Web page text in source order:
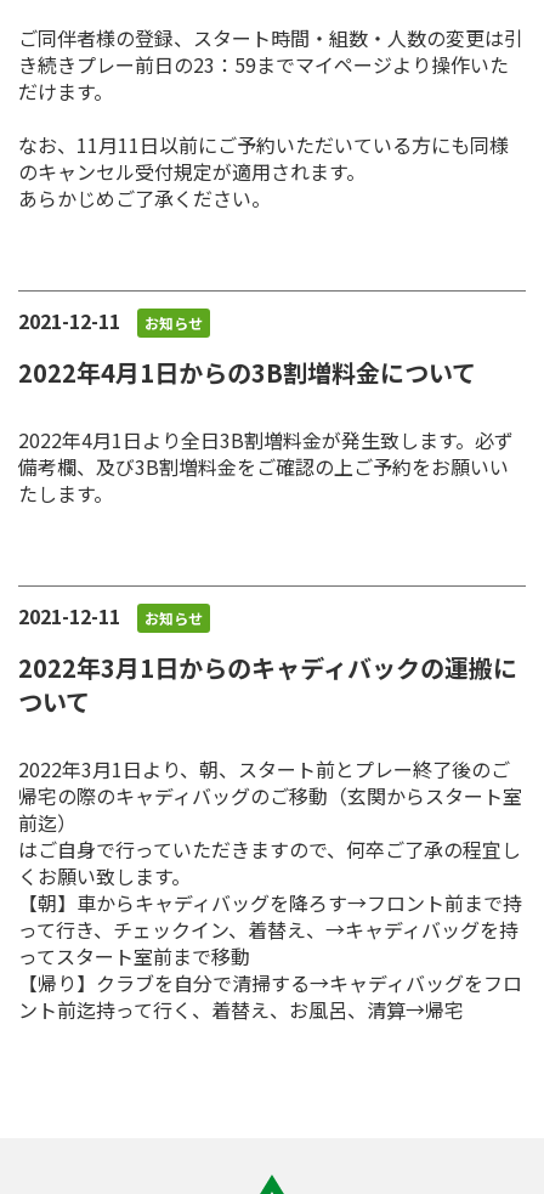
ご同伴者様の登録、スタート時間・組数・人数の変更は引
き続きプレー前日の23：59までマイページより操作いた
だけます。
なお、11月11日以前にご予約いただいている方にも同様
のキャンセル受付規定が適用されます。
あらかじめご了承ください。
2021-12-11 お知らせ
2022年4月1日からの3B割増料金について
2022年4月1日より全日3B割増料金が発生致します。必ず
備考欄、及び3B割増料金をご確認の上ご予約をお願いい
たします。
2021-12-11 お知らせ
2022年3月1日からのキャディバックの運搬に
ついて
2022年3月1日より、朝、スタート前とプレー終了後のご
帰宅の際のキャディバッグのご移動（玄関からスタート室
前迄）
はご自身で行っていただきますので、何卒ご了承の程宜し
くお願い致します。
【朝】車からキャディバッグを降ろす→フロント前まで持
って行き、チェックイン、着替え、→キャディバッグを持
ってスタート室前まで移動
【帰り】クラブを自分で清掃する→キャディバッグをフロ
ント前迄持って行く、着替え、お風呂、清算→帰宅